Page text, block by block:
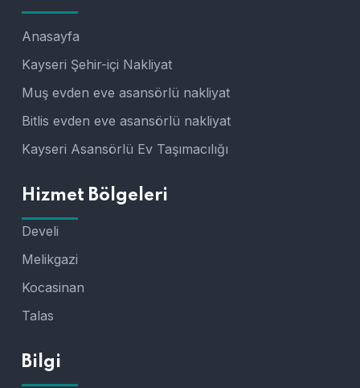
Anasayfa
Kayseri Şehir-içi Nakliyat
Muş evden eve asansörlü nakliyat
Bitlis evden eve asansörlü nakliyat
Kayseri Asansörlü Ev Taşımacılığı
Hizmet Bölgeleri
Develi
Melikgazi
Kocasinan
Talas
Bilgi